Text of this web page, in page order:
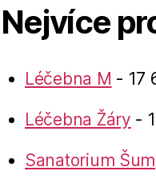
Nejvíce
Léčebna M - 17
Léčebna Žáry -
Sanatorium